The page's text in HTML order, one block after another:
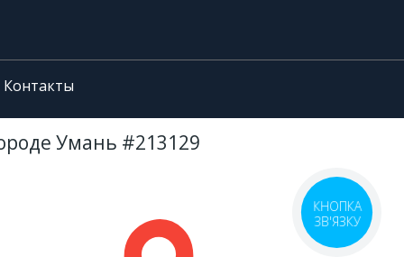
Контакты
Умань #213129
КНОПКА
ЗВ'ЯЗКУ